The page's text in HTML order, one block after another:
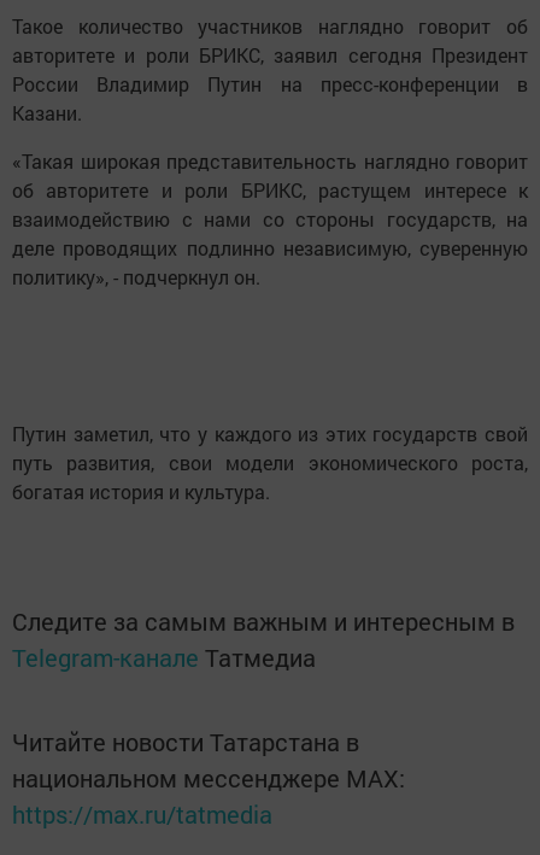
Такое количество участников наглядно говорит об
авторитете и роли БРИКС, заявил сегодня Президент
России Владимир Путин на пресс-конференции в
Казани.
«Такая широкая представительность наглядно говорит
об авторитете и роли БРИКС, растущем интересе к
взаимодействию с нами со стороны государств, на
деле проводящих подлинно независимую, суверенную
политику», - подчеркнул он.
Путин заметил, что у каждого из этих государств свой
путь развития, свои модели экономического роста,
богатая история и культура.
Следите за самым важным и интересным в
Telegram-канале Татмедиа
Читайте новости Татарстана в
национальном мессенджере MАХ:
https://max.ru/tatmedia